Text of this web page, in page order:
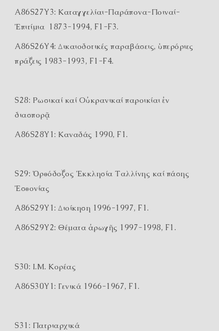
A86S27Y3: Καταγγελίαι-Παράπονα-Ποιναί-
Ἐπιτίμια 1873-1994, F1-F3.
A86S26Y4: Δικαιοδοτικές παραβάσεις, ὑπερόριες
πράξεις 1983-1993, F1-F4.
S28: Ρωσικαί καί Οὐκρανικαί παροικίαι ἐν
διασπορᾷ
A86S28Y1: Καναδάς 1990, F1.
S29: Ὀρθόδοξος Ἐκκλησία Ταλλίνης καί πάσης
Ἐσθονίας
A86S29Y1: Διοίκηση 1996-1997, F1.
A86S29Y2: Θέματα ἀρωγῆς 1997-1998, F1.
S30: Ι.Μ. Κορέας
A86S30Y1: Γενικά 1966-1967, F1.
S31: Πατριαρχικά